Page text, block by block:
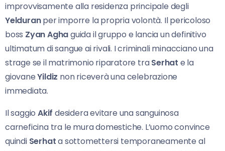
improvvisamente alla residenza principale degli
Yelduranper imporre la propria volontà. Il pericoloso
boss Zyan Aghaguida il gruppo e lancia un definitivo
ultimatum di sangue ai rivali. I criminali minacciano una
strage se il matrimonio riparatore traSerhat e la
giovaneYildiz non riceverà una celebrazione
immediata.
Il saggio Akif desidera evitare una sanguinosa
carneficina tra le mura domestiche. L’uomo convince
quindi Serhata sottomettersi temporaneamente al